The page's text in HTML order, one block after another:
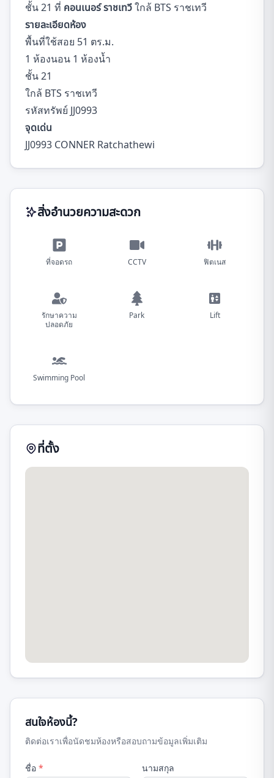
ชั้น 21 ที่ คอนเนอร์ ราชเทวีใกล้ BTS ราชเทวี
รายละเอียดห้อง
พื้นที่ใช้สอย 51 ตร.ม.
1 ห้องนอน 1 ห้องน้ำ
ชั้น 21
ใกล้ BTS ราชเทวี
รหัสทรัพย์ JJ0993
จุดเด่น
JJ0993 CONNER Ratchathewi
สิ่งอำนวยความสะดวก
ที่จอดรถ CCTV ฟิตเนส
รักษาความ
ปลอดภัย
Park Lift
Swimming Pool
ที่ตั้ง
สนใจห้องนี้?
ติดต่อเราเพื่อนัดชมห้องหรือสอบถามข้อมูลเพิ่มเติม
ชื่อ * นามสกุล